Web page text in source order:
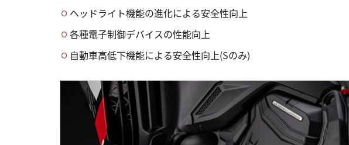
ヘッドライト機能の進化による安全性向上
各種電子制御デバイスの性能向上
自動車高低下機能による安全性向上(Sのみ)